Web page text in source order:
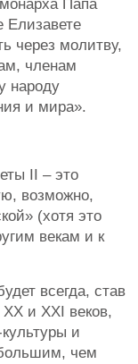
Папа
Елизавете
через молитву,
членам
народу
и мира».
II – это
возможно,
(хотя это
векам и к
всегда, став
и XXI веков,
и
чем